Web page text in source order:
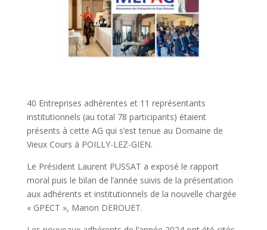
40 Entreprises adhérentes et 11 représentants
institutionnels (au total 78 participants) étaient
présents à cette AG qui s’est tenue au Domaine de
Vieux Cours à POILLY-LEZ-GIEN.
Le Président Laurent PUSSAT a exposé le rapport
moral puis le bilan de l’année suivis de la présentation
aux adhérents et institutionnels de la nouvelle chargée
« GPECT », Manon DEROUET.